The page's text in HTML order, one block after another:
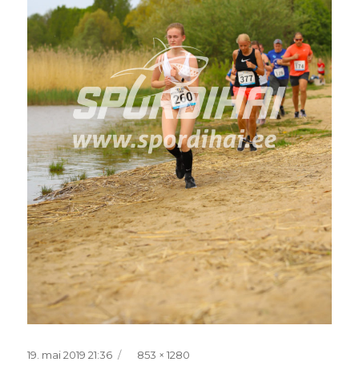
Postitatud
19. mai 2019 21:36 Täissuurus
853 × 1280